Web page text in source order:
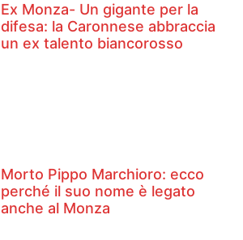
Ex Monza- Un gigante per la
difesa: la Caronnese abbraccia
un ex talento biancorosso
Morto Pippo Marchioro: ecco
perché il suo nome è legato
anche al Monza